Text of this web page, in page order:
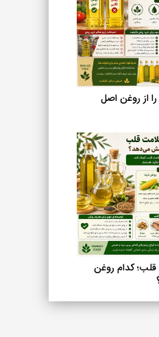
از روغن اصل
کدام روغن